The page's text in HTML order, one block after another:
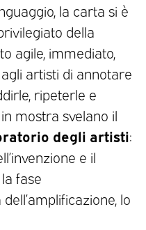
la carta si è
della
agile, immediato,
artisti di annotare
ripeterle e
mostra svelano il
degli artisti:
e il
fase
lo